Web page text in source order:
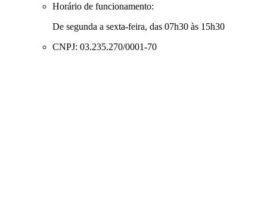
Horário de funcionamento:
De segunda a sexta-feira, das 07h30 às 15h30
CNPJ: 03.235.270/0001-70